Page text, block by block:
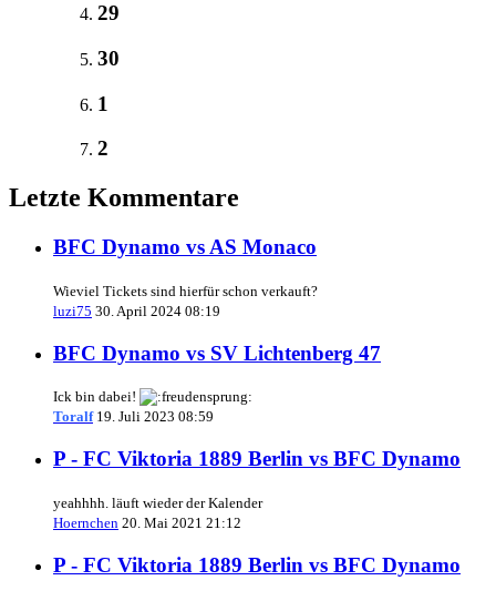
29
30
1
2
Letzte Kommentare
BFC Dynamo vs AS Monaco
Wieviel Tickets sind hierfür schon verkauft?
luzi75 30. April 2024 08:19
BFC Dynamo vs SV Lichtenberg 47
Ick bin dabei!
Toralf 19. Juli 2023 08:59
P - FC Viktoria 1889 Berlin vs BFC Dynamo
yeahhhh. läuft wieder der Kalender
Hoernchen 20. Mai 2021 21:12
P - FC Viktoria 1889 Berlin vs BFC Dynamo